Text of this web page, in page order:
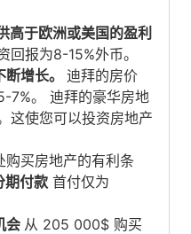
高于欧洲或美国的盈利
回报为8-15%外币。
增长。 迪拜的房价
7%。 迪拜的豪华房地
这使您可以投资房地产
买房地产的有利条
期付款 首付仅为
会 从 205 000$ 购买